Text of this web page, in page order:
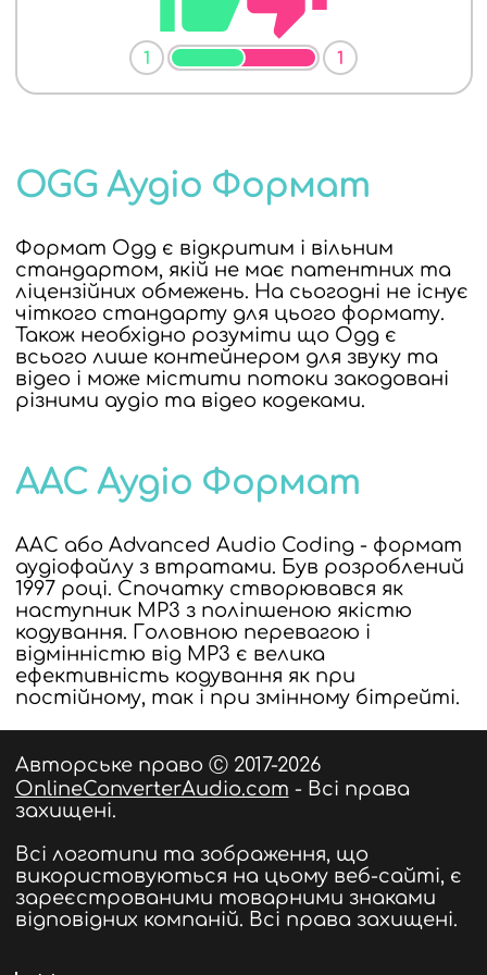
1 1
OGG Аудіо Формат
Формат Ogg є відкритим і вільним
стандартом, якій не має патентних та
ліцензійних обмежень. На сьогодні не існує
чіткого стандарту для цього формату.
Також необхідно розуміти що Ogg є
всього лише контейнером для звуку та
відео і може містити потоки закодовані
різними аудіо та відео кодеками.
AAC Аудіо Формат
AAC або Advanced Audio Coding - формат
аудіофайлу з втратами. Був розроблений
1997 році. Спочатку створювався як
наступник MP3 з поліпшеною якістю
кодування. Головною перевагою і
відмінністю від MP3 є велика
ефективність кодування як при
постійному, так і при змінному бітрейті.
Авторське право Ⓒ 2017-2026
OnlineConverterAudio.com - Всі права
захищені.
Всі логотипи та зображення, що
використовуються на цьому веб-сайті, є
зареєстрованими товарними знаками
відповідних компаній. Всі права захищені.